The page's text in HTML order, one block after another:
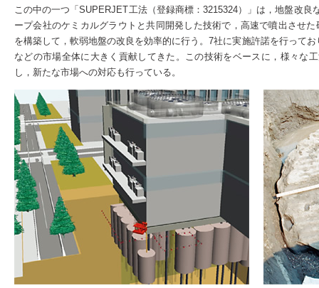
この中の一つ「SUPERJET工法（登録商標：3215324）」は，地盤改良
ープ会社のケミカルグラウトと共同開発した技術で，高速で噴出させ
を構築して，軟弱地盤の改良を効率的に行う。7社に実施許諾を行って
などの市場全体に大きく貢献してきた。この技術をベースに，様々な
し，新たな市場への対応も行っている。